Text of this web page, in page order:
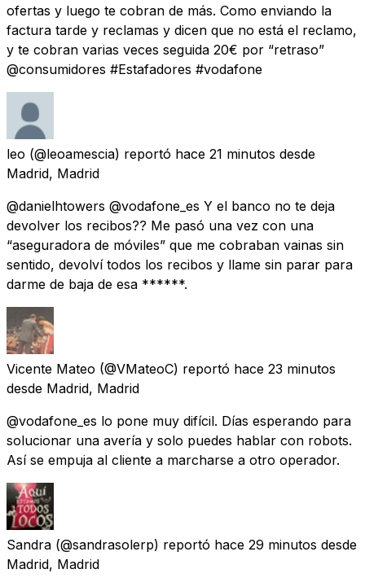
ofertas y luego te cobran de más. Como enviando la
factura tarde y reclamas y dicen que no está el reclamo,
y te cobran varias veces seguida 20€ por “retraso”
@consumidores #Estafadores #vodafone
leo (@leoamescia) reportó hace 21 minutos desde
Madrid, Madrid
@danielhtowers @vodafone_es Y el banco no te deja
devolver los recibos?? Me pasó una vez con una
“aseguradora de móviles” que me cobraban vainas sin
sentido, devolví todos los recibos y llame sin parar para
darme de baja de esa ******.
Vicente Mateo (@VMateoC) reportó hace 23 minutos
desde Madrid, Madrid
@vodafone_es lo pone muy difícil. Días esperando para
solucionar una avería y solo puedes hablar con robots.
Así se empuja al cliente a marcharse a otro operador.
Sandra (@sandrasolerp) reportó hace 29 minutos desde
Madrid, Madrid